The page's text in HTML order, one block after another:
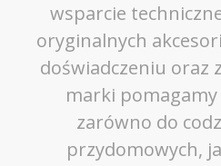
wsparcie
oryginalnych
doświadczeniu oraz
marki
zarówno do
przydomowych,